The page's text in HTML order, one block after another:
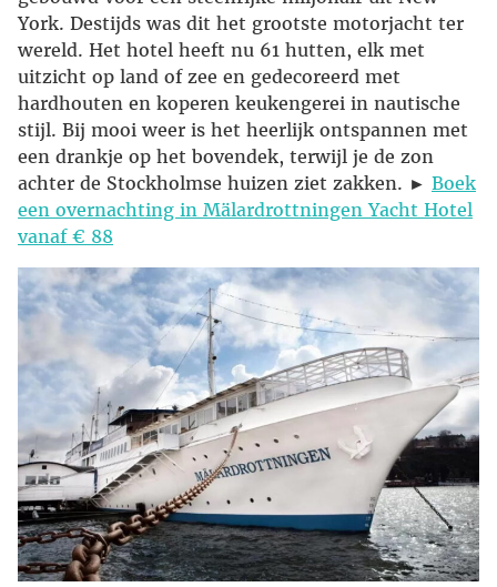
York. Destijds was dit het grootste motorjacht ter
wereld. Het hotel heeft nu 61 hutten, elk met
uitzicht op land of zee en gedecoreerd met
hardhouten en koperen keukengerei in nautische
stijl. Bij mooi weer is het heerlijk ontspannen met
een drankje op het bovendek, terwijl je de zon
achter de Stockholmse huizen ziet zakken. ► Boek
een overnachting in Mälardrottningen Yacht Hotel
vanaf € 88